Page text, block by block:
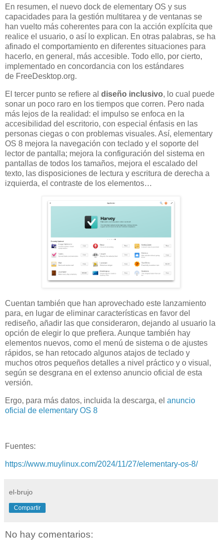
En resumen, el nuevo dock de elementary OS y sus
capacidades para la gestión multitarea y de ventanas se
han vuelto más coherentes para con la acción explícita que
realice el usuario, o así lo explican. En otras palabras, se ha
afinado el comportamiento en diferentes situaciones para
hacerlo, en general, más accesible. Todo ello, por cierto,
implementado en concordancia con los estándares
de FreeDesktop.org.
El tercer punto se refiere al diseño inclusivo, lo cual puede
sonar un poco raro en los tiempos que corren. Pero nada
más lejos de la realidad: el impulso se enfoca en la
accesibilidad del escritorio, con especial énfasis en las
personas ciegas o con problemas visuales. Así, elementary
OS 8 mejora la navegación con teclado y el soporte del
lector de pantalla; mejora la configuración del sistema en
pantallas de todos los tamaños, mejora el escalado del
texto, las disposiciones de lectura y escritura de derecha a
izquierda, el contraste de los elementos…
Cuentan también que han aprovechado este lanzamiento
para, en lugar de eliminar características en favor del
rediseño, añadir las que consideraron, dejando al usuario la
opción de elegir lo que prefiera. Aunque también hay
elementos nuevos, como el menú de sistema o de ajustes
rápidos, se han retocado algunos atajos de teclado y
muchos otros pequeños detalles a nivel práctico y o visual,
según se desgrana en el extenso anuncio oficial de esta
versión.
Ergo, para más datos, incluida la descarga, el anuncio
oficial de elementary OS 8
Fuentes:
https://www.muylinux.com/2024/11/27/elementary-os-8/
el-brujo
Compartir
No hay comentarios: